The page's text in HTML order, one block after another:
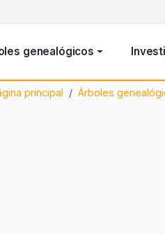
genealógicos
principal Árboles